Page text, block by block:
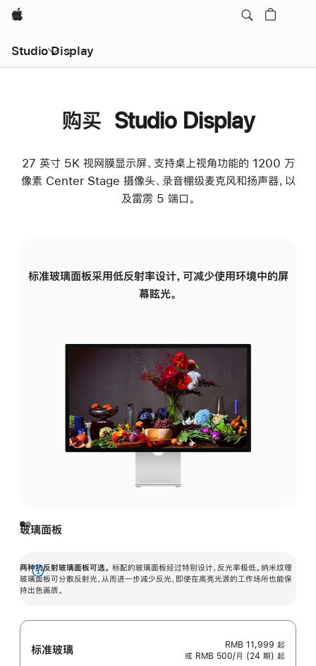
Apple
Studio Display
购买 Studio Display
27 英寸 5K 视网膜显示屏、支持桌上视角功能的 1200 万
像素 Center Stage 摄像头、录音棚级麦克风和扬声器，以
及雷雳 5 端口。
标准玻璃面板采用低反射率设计，可减少使用环境中的屏
幕眩光。
玻璃面板
两种抗反射玻璃面板可选。 标配的玻璃面板经过特别设计，反光率极低。纳米纹理
玻璃面板可分散反射光，从而进一步减少反光，即使在高亮光源的工作场所也能保
持出色画质。
展
开
标准玻璃 RMB 11,999 起
或 RMB 500/月 (24 期) 起